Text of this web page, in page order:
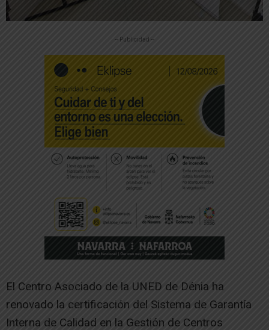
-- Publicidad --
El Centro Asociado de la UNED de Dénia ha
renovado la certificación del Sistema de Garantía
Interna de Calidad en la Gestión de Centros